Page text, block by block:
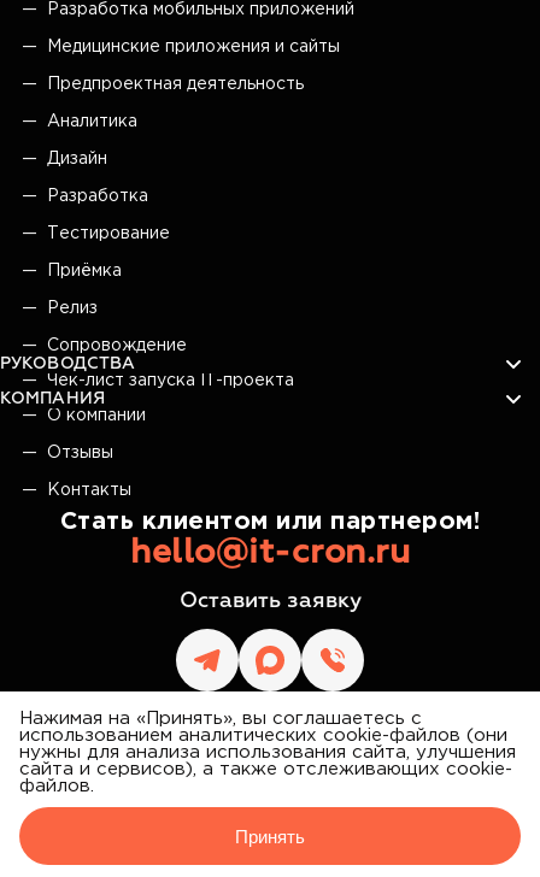
Нажимая на «Принять», вы соглашаетесь с
использованием аналитических cookie-файлов (они
нужны для анализа использования сайта, улучшения
сайта и сервисов), а также отслеживающих cookie-
файлов.
Принять
IT CRON
Разработка мобильных приложений
Медицинские приложения и сайты
Предпроектная деятельность
Аналитика
Дизайн
Разработка
Тестирование
Приёмка
Релиз
Сопровождение
РУКОВОДСТВА
Чек-лист запуска IT-проекта
КОМПАНИЯ
О компании
Отзывы
Контакты
Стать клиентом или партнером!
hello@it-cron.ru
Оставить заявку